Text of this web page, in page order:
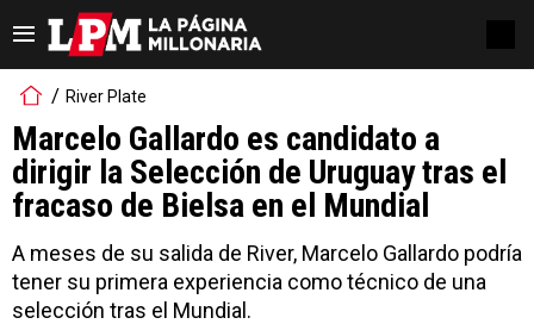
River Plate
Marcelo Gallardo es candidato a
dirigir la Selección de Uruguay tras el
fracaso de Bielsa en el Mundial
A meses de su salida de River, Marcelo Gallardo podría
tener su primera experiencia como técnico de una
selección tras el Mundial.